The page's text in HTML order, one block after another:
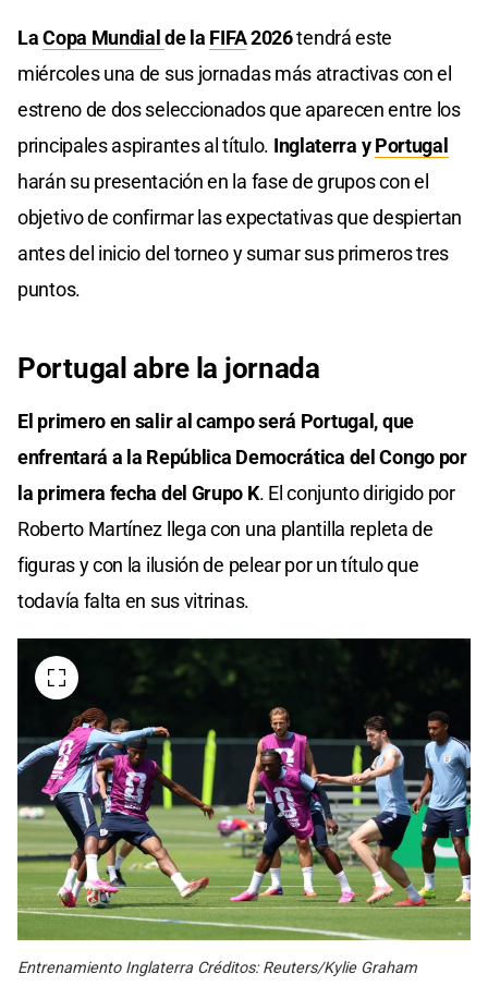
LaCopa Mundialde la FIFA2026tendrá este
miércoles una de sus jornadas más atractivas con el
estreno de dos seleccionados que aparecen entre los
principales aspirantes al título. Inglaterra yPortugal
harán su presentación en la fase de grupos con el
objetivo de confirmar las expectativas que despiertan
antes del inicio del torneo y sumar sus primeros tres
puntos.
Portugal abre la jornada
El primero en salir al campo será Portugal, que
enfrentará a la República Democrática del Congo por
la primera fecha del Grupo K. El conjunto dirigido por
Roberto Martínez llega con una plantilla repleta de
figuras y con la ilusión de pelear por un título que
todavía falta en sus vitrinas.
Entrenamiento Inglaterra Créditos: Reuters/Kylie Graham